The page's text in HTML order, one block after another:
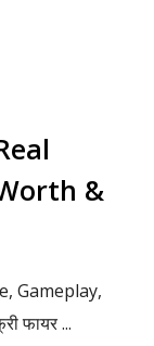
&
Gameplay,
फायर ...